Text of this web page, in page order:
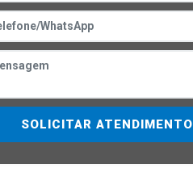
SOLICITAR ATENDIMENTO